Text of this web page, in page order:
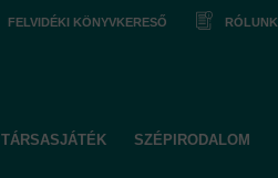
FELVIDÉKI KÖNYVKERESŐ RÓLUNK
TÁRSASJÁTÉK SZÉPIRODALOM